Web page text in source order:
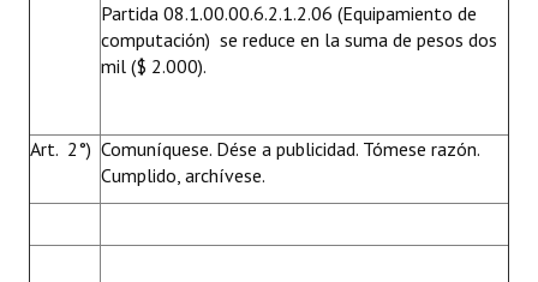
Partida 08.1.00.00.6.2.1.2.06 (Equipamiento de
computación)  se reduce en la suma de pesos dos
mil ($ 2.000).
Art. 2°) Comuníquese. Dése a publicidad. Tómese razón.
Cumplido, archívese.